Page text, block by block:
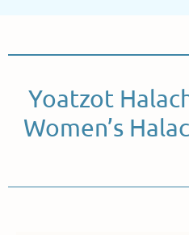
Yoatzot
Women’s